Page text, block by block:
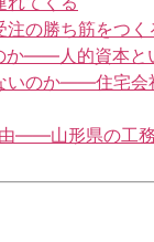
の勝ち筋をつく
か――人的資本と
いのか――住宅会
――山形県の工務